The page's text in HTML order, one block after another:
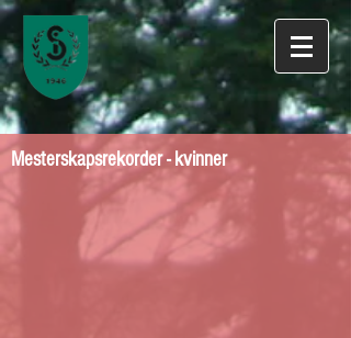
Mesterskapsrekorder - kvinner